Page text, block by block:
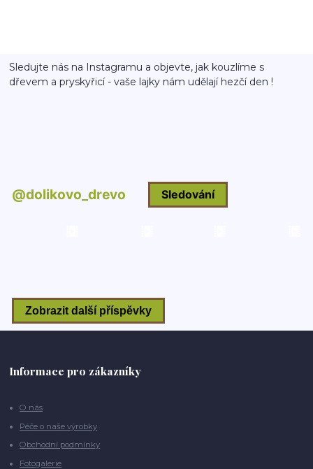
Sledujte nás na Instagramu a objevte, jak kouzlíme s
dřevem a pryskyřicí - vaše lajky nám udělají hezčí den !
Informace pro zákazníky
O nás
Péče o naše výrobky
Obchodní podmínky
Fotogalerie